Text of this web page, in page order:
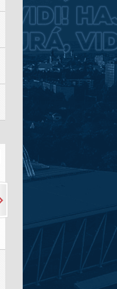
19390 Ft
adidas csapatmez
idegenbeli, felnőtt
Vidishop termék